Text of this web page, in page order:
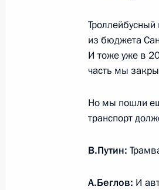
с
иностранных
28 февраля 2022
Телефонный
28 февраля 2022
из бюджета
И тоже уже в
часть мы
Но мы пошли
транспорт
В.Путин:
А.Беглов: И